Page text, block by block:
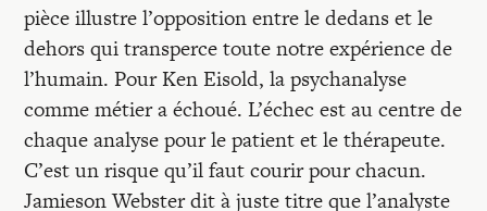
pièce illustre l’opposition entre le dedans et le
dehors qui transperce toute notre expérience de
l’humain. Pour Ken Eisold, la psychanalyse
comme métier a échoué. L’échec est au centre de
chaque analyse pour le patient et le thérapeute.
C’est un risque qu’il faut courir pour chacun.
Jamieson Webster dit à juste titre que l’analyste